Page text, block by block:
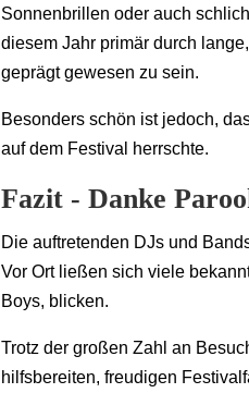
Sonnenbrillen oder auch
diesem Jahr primär durch
geprägt gewesen zu sein.
Besonders schön ist jedoch,
auf dem Festival herrschte.
Fazit - Danke
Die auftretenden DJs und
Vor Ort ließen sich viele
Boys, blicken.
Trotz der großen Zahl an
hilfsbereiten, freudigen